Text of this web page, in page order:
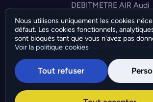
DEBITMETRE AIR Audi
TOP CAPTEURS HAUTE PRESSION
CAPTEUR PRESS COMMONRAIL
CAPTEUR PRESS
CAPTEUR PRESS
©Bresch SAS - Copyright 2026 - Tous
Nous utilisons uniquement les cookies
défaut. Les cookies fonctionnels,
sont bloqués tant que vous n'avez pas
Voir la politique cookies
Tout refuser